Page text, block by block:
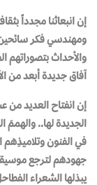
إن انبعاثنا مجدداً
ومهندسي فكر سائحين
والأحداث بتصوراتهم
آفاق جديدة أبعد من
إن انفتاح العديد من
الجديدة لها.. والهممَ
في الفنون
جهودهم لترجع
يبذلها الشعراء